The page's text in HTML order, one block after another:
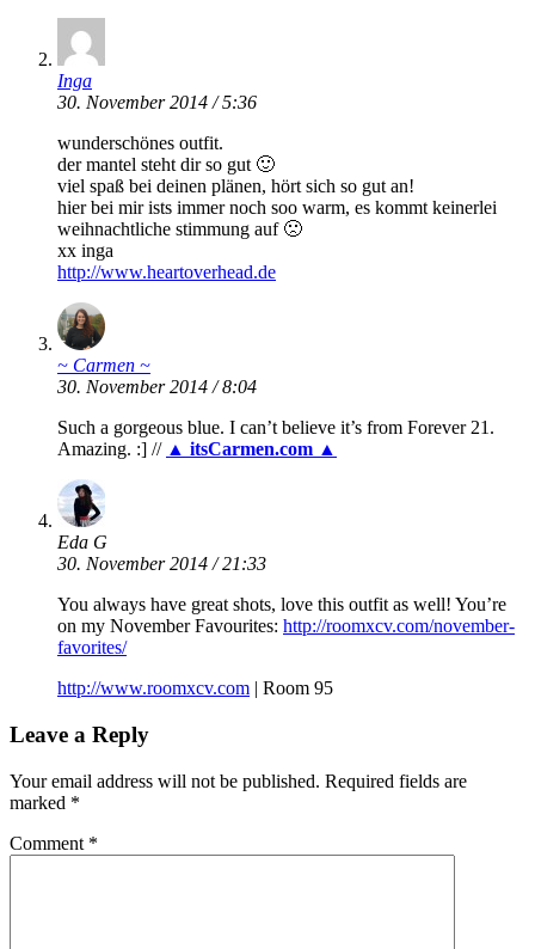
Inga
30. November 2014 / 5:36
wunderschönes outfit.
der mantel steht dir so gut 🙂
viel spaß bei deinen plänen, hört sich so gut an!
hier bei mir ists immer noch soo warm, es kommt keinerlei
weihnachtliche stimmung auf 🙁
xx inga
http://www.heartoverhead.de
~ Carmen ~
30. November 2014 / 8:04
Such a gorgeous blue. I can’t believe it’s from Forever 21.
Amazing. :] // ▲ itsCarmen.com ▲
Eda G
30. November 2014 / 21:33
You always have great shots, love this outfit as well! You’re
on my November Favourites: http://roomxcv.com/november-
favorites/
http://www.roomxcv.com | Room 95
Leave a Reply
Your email address will not be published. Required fields are
marked *
Comment *